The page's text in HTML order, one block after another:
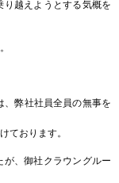
越えようとする気概を
弊社社員全員の無事を
ております。
、御社クラウングルー